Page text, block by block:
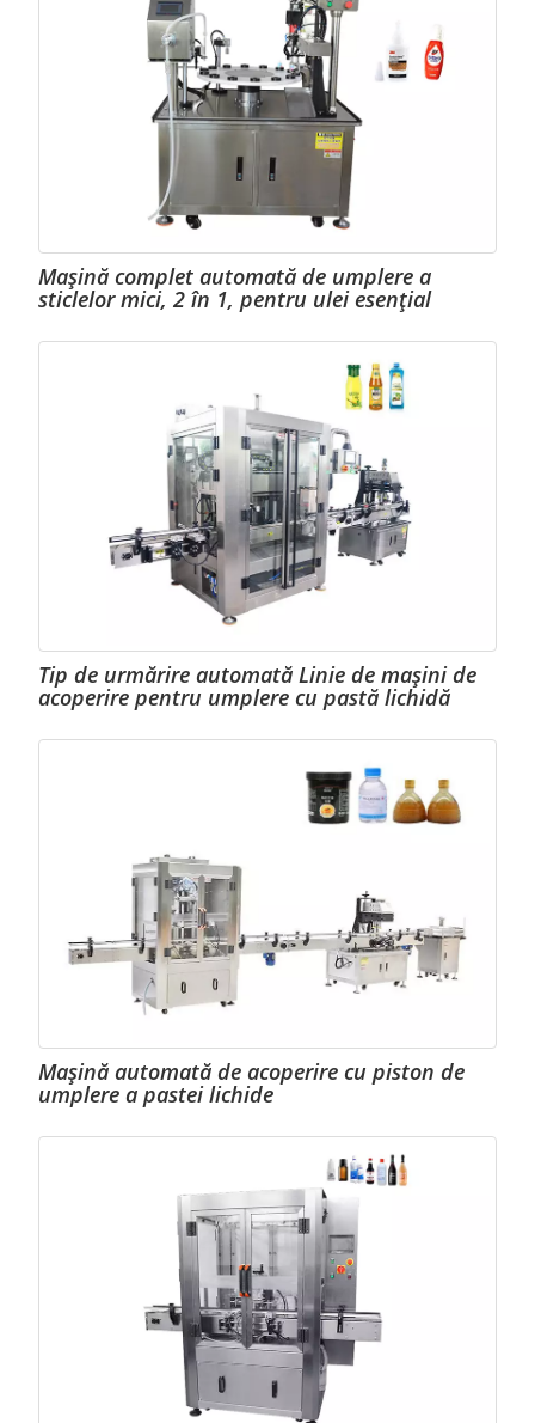
Mașină complet automată de umplere a
sticlelor mici, 2 în 1, pentru ulei esențial
Tip de urmărire automată Linie de mașini de
acoperire pentru umplere cu pastă lichidă
Mașină automată de acoperire cu piston de
umplere a pastei lichide